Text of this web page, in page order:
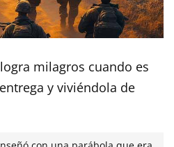
milagros cuando es
y viviéndola de